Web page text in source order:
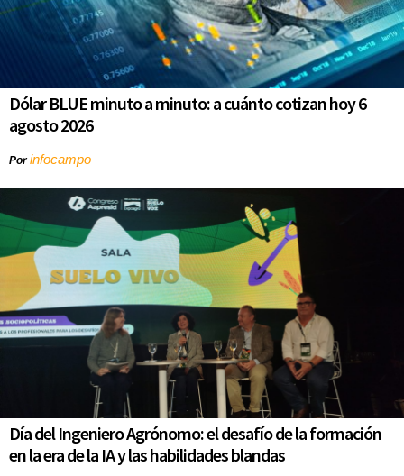
Dólar BLUE minuto a minuto: a cuánto cotizan hoy 6
agosto 2026
Porinfocampo
Día del Ingeniero Agrónomo: el desafío de la formación
en la era de la IA y las habilidades blandas